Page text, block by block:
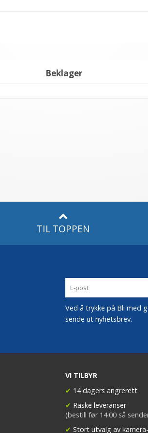
Beklager
TIL TOPPEN
Ved å trykke på Bli med
sende ut nyhetsbrev.
VI TILBYR
✔ 14 dagers angrerett
✔ Raske leveranser
(bestill før 14:00 så
✔ Stort utvalg av